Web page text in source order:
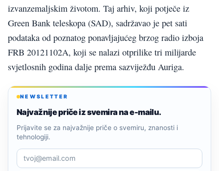
izvanzemaljskim životom. Taj arhiv, koji potječe iz
Green Bank teleskopa (SAD), sadržavao je pet sati
podataka od poznatog ponavljajućeg brzog radio izboja
FRB 20121102A, koji se nalazi otprilike tri milijarde
svjetlosnih godina dalje prema sazviježđu Auriga.
NEWSLETTER
Najvažnije priče iz svemira na e-mailu.
Prijavite se za najvažnije priče o svemiru, znanosti i
tehnologiji.